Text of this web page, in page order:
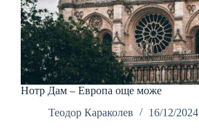
Нотр Дам – Европа още може
Теодор Караколев
16/12/2024